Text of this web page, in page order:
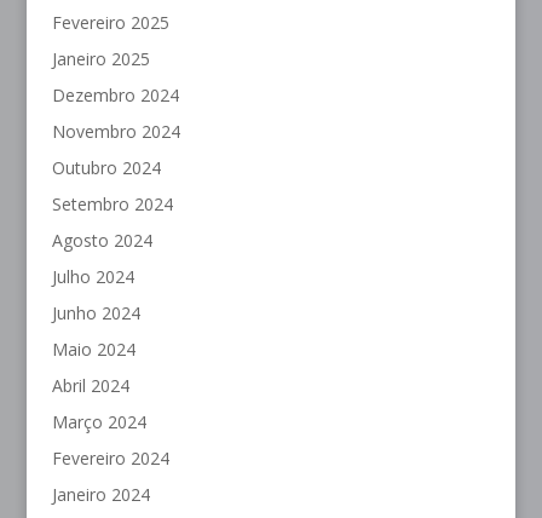
Fevereiro 2025
Janeiro 2025
Dezembro 2024
Novembro 2024
Outubro 2024
Setembro 2024
Agosto 2024
Julho 2024
Junho 2024
Maio 2024
Abril 2024
Março 2024
Fevereiro 2024
Janeiro 2024